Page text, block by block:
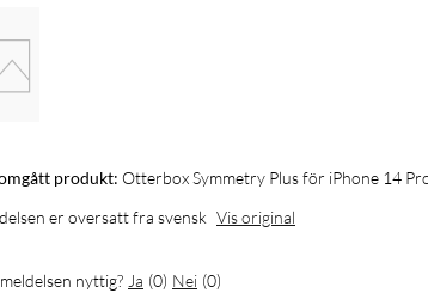
produkt: Otterbox Symmetry Plus för iPhone 14
er oversatt fra svensk Vis original
nyttig? Ja (0) Nei (0)